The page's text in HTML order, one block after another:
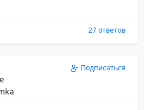
27 ответов
Подписаться